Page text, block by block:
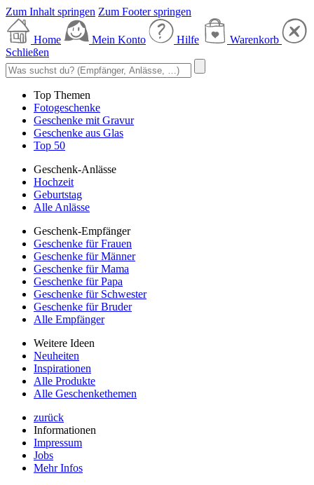
Zum Inhalt springen Zum Footer springen
Home Mein Konto Hilfe
Warenkorb
Schließen
Top Themen
Fotogeschenke
Geschenke mit Gravur
Geschenke aus Glas
Top 50
Geschenk-Anlässe
Hochzeit
Geburtstag
Alle Anlässe
Geschenk-Empfänger
Geschenke für Frauen
Geschenke für Männer
Geschenke für Mama
Geschenke für Papa
Geschenke für Schwester
Geschenke für Bruder
Alle Empfänger
Weitere Ideen
Neuheiten
Inspirationen
Alle Produkte
Alle Geschenkethemen
zurück
Informationen
Impressum
Jobs
Mehr Infos